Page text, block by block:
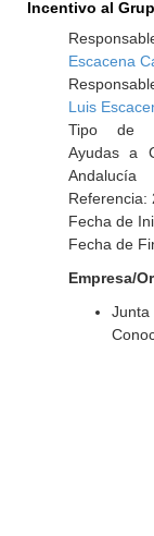
Incentivo al
Escacena
Luis
Tipo de
Ayudas a
Andalucía
Referencia:
Fecha de
Fecha de
Empresa/